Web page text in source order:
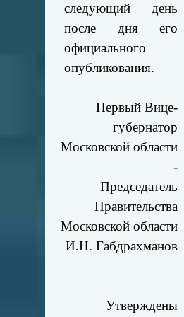
следующий день
после дня его
официального
опубликования.
Первый Вице-
губернатор
Московской области
-
Председатель
Правительства
Московской области
И.Н. Габдрахманов
Утверждены